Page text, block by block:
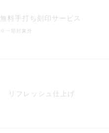
無料手打ち刻印サービス
※一部対象外
リフレッシュ仕上げ